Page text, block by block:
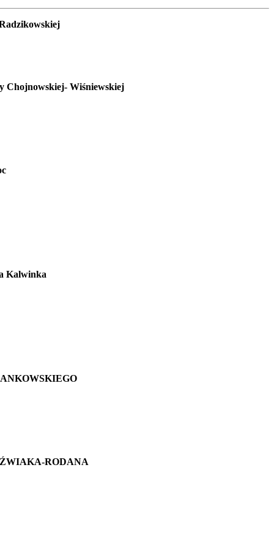
Chojnowskiej- Wiśniewskiej
Kalwinka
RODANA